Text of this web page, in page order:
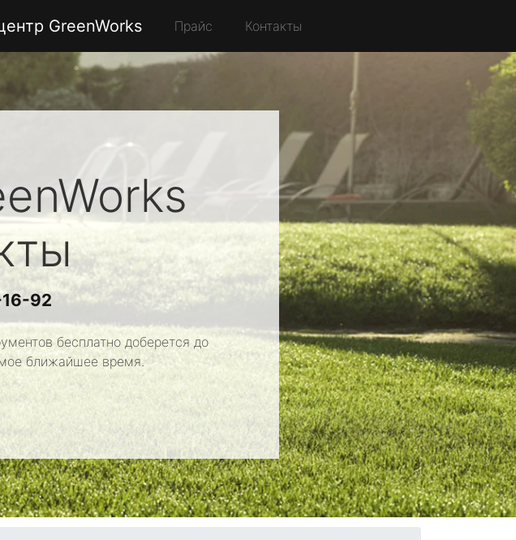
GreenWorks Прайс Контакты
92
бесплатно доберется до
ближайшее время.